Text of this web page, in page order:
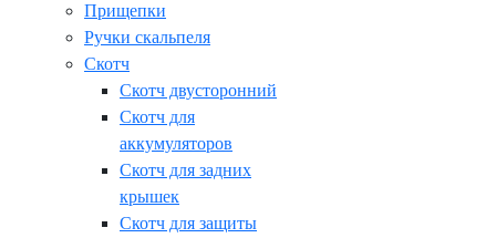
Прищепки
Ручки скальпеля
Скотч
Скотч двусторонний
Скотч для
аккумуляторов
Скотч для задних
крышек
Скотч для защиты